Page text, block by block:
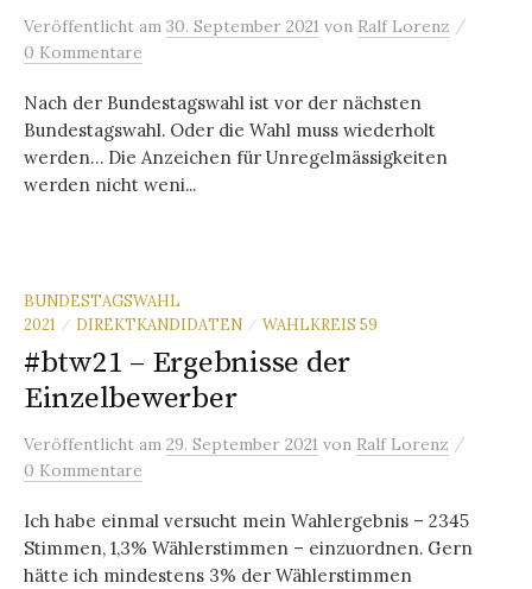
Veröffentlicht am 30. September 2021 von Ralf Lorenz /
0 Kommentare
Nach der Bundestagswahl ist vor der nächsten
Bundestagswahl. Oder die Wahl muss wiederholt
werden… Die Anzeichen für Unregelmässigkeiten
werden nicht weni...
BUNDESTAGSWAHL
2021
/ DIREKTKANDIDATEN / WAHLKREIS 59
#btw21 – Ergebnisse der
Einzelbewerber
Veröffentlicht am 29. September 2021 von Ralf Lorenz /
0 Kommentare
Ich habe einmal versucht mein Wahlergebnis – 2345
Stimmen, 1,3% Wählerstimmen – einzuordnen. Gern
hätte ich mindestens 3% der Wählerstimmen